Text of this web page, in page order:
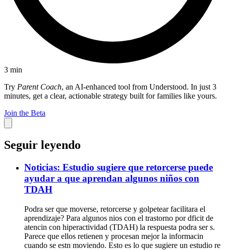
3 min
Try Parent Coach, an AI-enhanced tool from Understood. In just 3
minutes, get a clear, actionable strategy built for families like yours.
Join the Beta
Seguir leyendo
Noticias: Estudio sugiere que retorcerse puede
ayudar a que aprendan algunos niños con
TDAH
Podra ser que moverse, retorcerse y golpetear facilitara el
aprendizaje? Para algunos nios con el trastorno por dficit de
atencin con hiperactividad (TDAH) la respuesta podra ser s.
Parece que ellos retienen y procesan mejor la informacin
cuando se estn moviendo. Esto es lo que sugiere un estudio re